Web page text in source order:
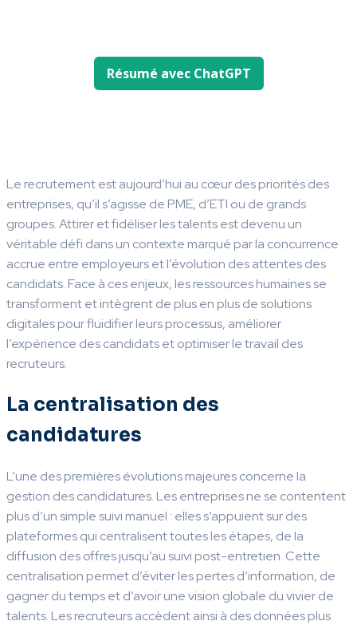
Résumé avec ChatGPT
Le recrutement est aujourd’hui au cœur des priorités des
entreprises, qu’il s’agisse de PME, d’ETI ou de grands
groupes. Attirer et fidéliser les talents est devenu un
véritable défi dans un contexte marqué par la concurrence
accrue entre employeurs et l’évolution des attentes des
candidats. Face à ces enjeux, les ressources humaines se
transforment et intègrent de plus en plus de solutions
digitales pour fluidifier leurs processus, améliorer
l’expérience des candidats et optimiser le travail des
recruteurs.
La centralisation des
candidatures
L’une des premières évolutions majeures concerne la
gestion des candidatures. Les entreprises ne se contentent
plus d’un simple suivi manuel : elles s’appuient sur des
plateformes qui centralisent toutes les étapes, de la
diffusion des offres jusqu’au suivi post-entretien. Cette
centralisation permet d’éviter les pertes d’information, de
gagner du temps et d’avoir une vision globale du vivier de
talents. Les recruteurs accèdent ainsi à des données plus